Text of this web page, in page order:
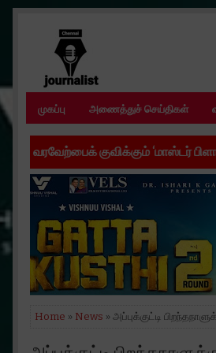
முகப்பு அணைத்துச் செய்திகள்
‘மாஸ்டர் பிளான்’ ஃபர்ஸ்ட் லுக் !!*•
Home » News » அப்புக்குட்டி